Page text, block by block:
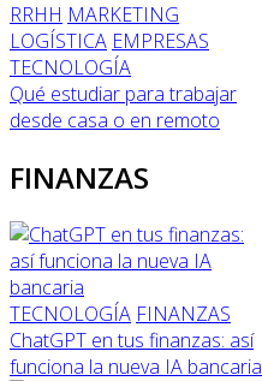
RRHH MARKETING
LOGÍSTICA EMPRESAS
TECNOLOGÍA
Qué estudiar para trabajar
desde casa o en remoto
FINANZAS
TECNOLOGÍA FINANZAS
ChatGPT en tus finanzas: así
funciona la nueva IA bancaria